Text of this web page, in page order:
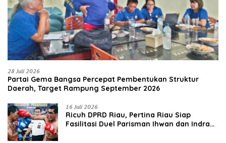
28 Juli 2026
Partai Gema Bangsa Percepat Pembentukan Struktur
Daerah, Target Rampung September 2026
16 Juli 2026
‎Ricuh DPRD Riau, Pertina Riau Siap
Fasilitasi Duel Parisman Ihwan dan Indra